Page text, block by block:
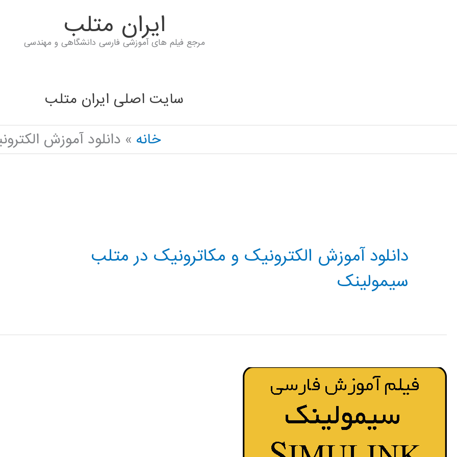
ايران متلب
مرجع فیلم های آموزشی فارسی دانشگاهی و مهندسی
سایت اصلی ایران متلب
خانه
دانلود آموزش
دانلود آموزش الکترونیک و مکاترونیک در متلب
سیمولینک